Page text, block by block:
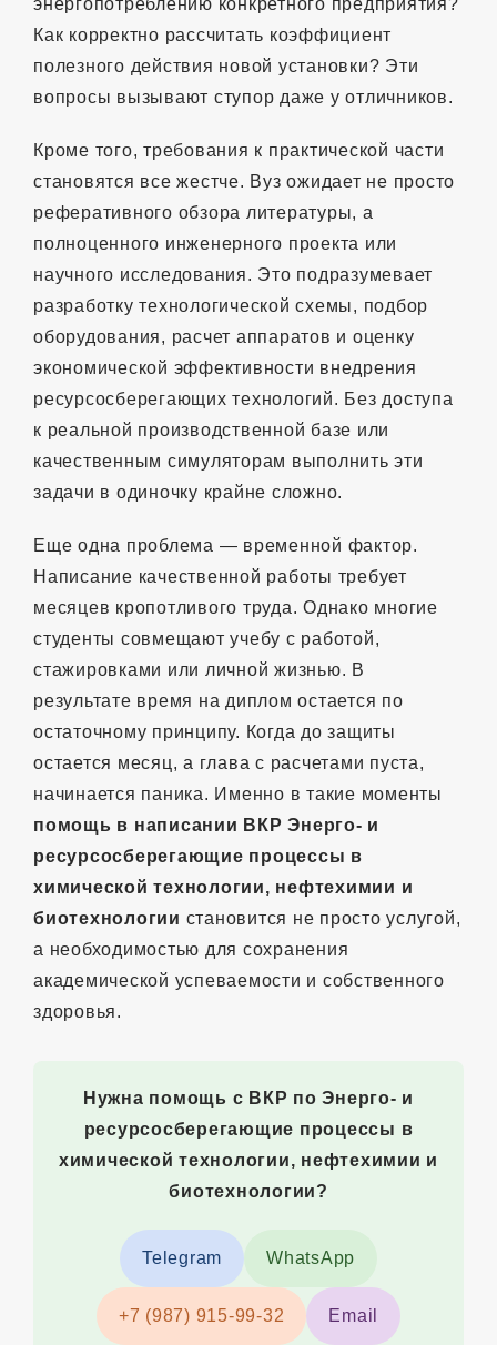
Как корректно рассчитать коэффициент
полезного действия новой установки? Эти
вопросы вызывают ступор даже у отличников.
Кроме того, требования к практической части
становятся все жестче. Вуз ожидает не просто
реферативного обзора литературы, а
полноценного инженерного проекта или
научного исследования. Это подразумевает
разработку технологической схемы, подбор
оборудования, расчет аппаратов и оценку
экономической эффективности внедрения
ресурсосберегающих технологий. Без доступа
к реальной производственной базе или
качественным симуляторам выполнить эти
задачи в одиночку крайне сложно.
Еще одна проблема — временной фактор.
Написание качественной работы требует
месяцев кропотливого труда. Однако многие
студенты совмещают учебу с работой,
стажировками или личной жизнью. В
результате время на диплом остается по
остаточному принципу. Когда до защиты
остается месяц, а глава с расчетами пуста,
начинается паника. Именно в такие моменты
помощь в написании ВКР Энерго- и
ресурсосберегающие процессы в
химической технологии, нефтехимии и
биотехнологии становится не просто услугой,
а необходимостью для сохранения
академической успеваемости и собственного
здоровья.
Нужна помощь с ВКР по Энерго- и
ресурсосберегающие процессы в
химической технологии, нефтехимии и
биотехнологии?
Telegram WhatsApp
+7 (987) 915-99-32 Email